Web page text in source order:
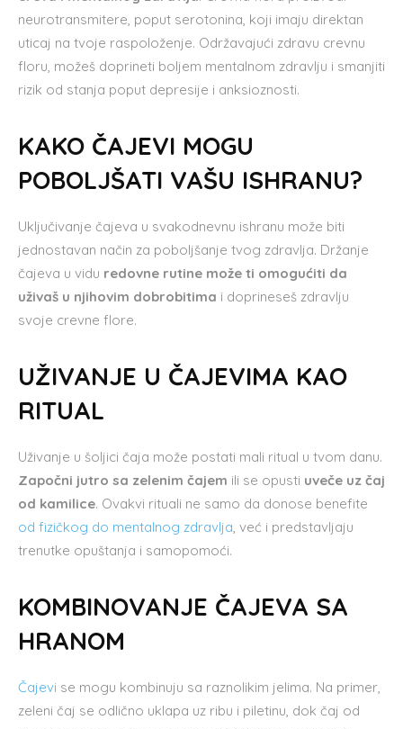
neurotransmitere, poput serotonina, koji imaju direktan
uticaj na tvoje raspoloženje. Održavajući zdravu crevnu
floru, možeš doprineti boljem mentalnom zdravlju i smanjiti
rizik od stanja poput depresije i anksioznosti.
KAKO ČAJEVI MOGU
POBOLJŠATI VAŠU ISHRANU?
Uključivanje čajeva u svakodnevnu ishranu može biti
jednostavan način za poboljšanje tvog zdravlja. Držanje
čajeva u vidu redovne rutine može ti omogućiti da
uživaš u njihovim dobrobitima i doprineseš zdravlju
svoje crevne flore.
UŽIVANJE U ČAJEVIMA KAO
RITUAL
Uživanje u šoljici čaja može postati mali ritual u tvom danu.
Započni jutro sa zelenim čajem ili se opusti uveče uz čaj
od kamilice. Ovakvi rituali ne samo da donose benefite
od fizičkog do mentalnog zdravlja, već i predstavljaju
trenutke opuštanja i samopomoći.
KOMBINOVANJE ČAJEVA SA
HRANOM
Čajevi se mogu kombinuju sa raznolikim jelima. Na primer,
zeleni čaj se odlično uklapa uz ribu i piletinu, dok čaj od